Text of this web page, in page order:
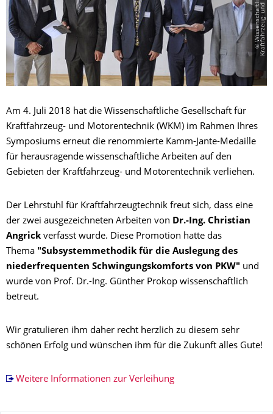
Am 4. Juli 2018 hat die Wissenschaftliche Gesellschaft für
Kraftfahrzeug- und Motorentechnik (WKM) im Rahmen Ihres
Symposiums erneut die renommierte Kamm-Jante-Medaille
für herausragende wissenschaftliche Arbeiten auf den
Gebieten der Kraftfahrzeug- und Motorentechnik verliehen.
Der Lehrstuhl für Kraftfahrzeugtechnik freut sich, dass eine
der zwei ausgezeichneten Arbeiten von Dr.-Ing. Christian
Angrick verfasst wurde. Diese Promotion hatte das
Thema "Subsystemmethodik für die Auslegung des
niederfrequenten Schwingungskomforts von PKW" und
wurde von Prof. Dr.-Ing. Günther Prokop wissenschaftlich
betreut.
Wir gratulieren ihm daher recht herzlich zu diesem sehr
schönen Erfolg und wünschen ihm für die Zukunft alles Gute!
Weitere Informationen zur Verleihung